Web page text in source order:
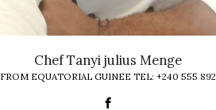
Chef Tanyi julius Menge
FROM EQUATORIAL GUINEE TEL: +240 555 892